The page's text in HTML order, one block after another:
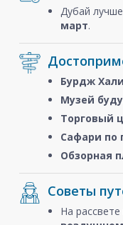
Дубай
март.
Бурдж
Музей
Торговый
Сафари по
Обзорная
Советы
На